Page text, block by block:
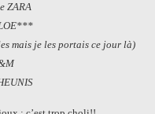
ZARA
mais je les portais ce jour là)